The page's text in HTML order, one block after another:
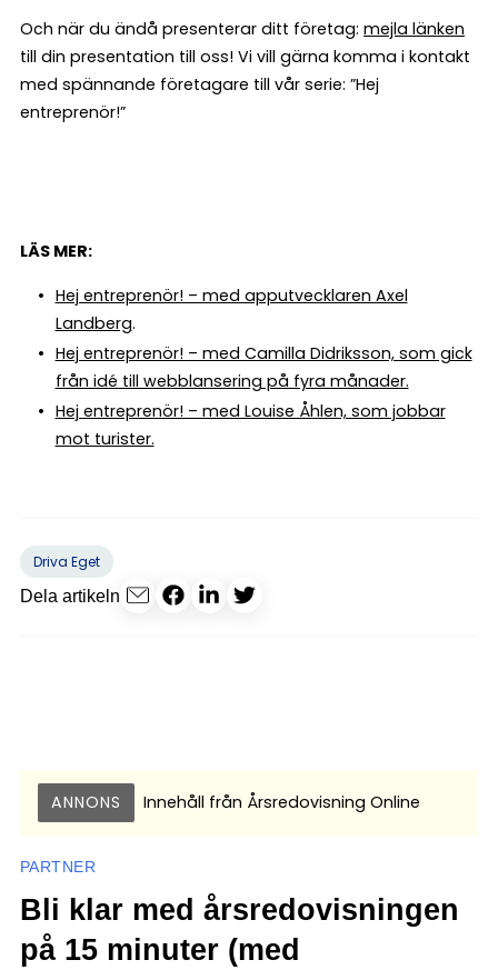
Och när du ändå presenterar ditt företag: mejla länken
till din presentation till oss! Vi vill gärna komma i kontakt
med spännande företagare till vår serie: ”Hej
entreprenör!”
LÄS MER:
Hej entreprenör! – med apputvecklaren Axel
Landberg.
Hej entreprenör! – med Camilla Didriksson, som gick
från idé till webblansering på fyra månader.
Hej entreprenör! – med Louise Åhlen, som jobbar
mot turister.
Driva Eget
Dela artikeln
ANNONS Innehåll från Årsredovisning Online
PARTNER
Bli klar med årsredovisningen
på 15 minuter (med